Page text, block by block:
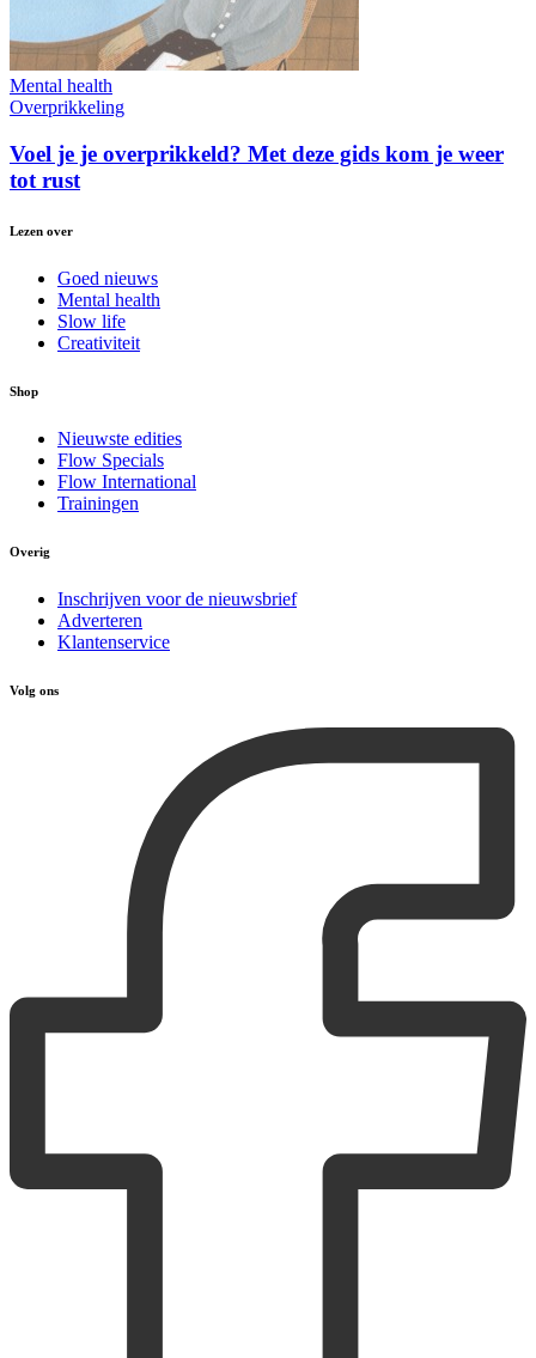
Mental health
Overprikkeling
Voel je je overprikkeld? Met deze gids kom je weer
tot rust
Lezen over
Goed nieuws
Mental health
Slow life
Creativiteit
Shop
Nieuwste edities
Flow Specials
Flow International
Trainingen
Overig
Inschrijven voor de nieuwsbrief
Adverteren
Klantenservice
Volg ons